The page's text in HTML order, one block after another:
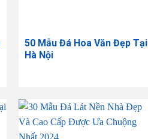
50 Mẫu Đá Hoa Văn Đẹp Tại
Hà Nội